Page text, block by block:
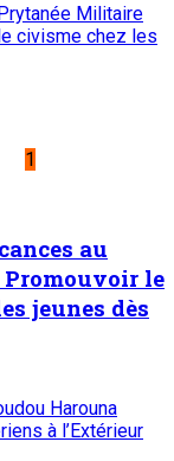
Militaire
civisme chez les
1
au
le
jeunes dès
Harouna
à l’Extérieur